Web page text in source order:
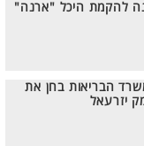
להקמת היכל "ארנה"
הבריאות בחן את
יזרעאל